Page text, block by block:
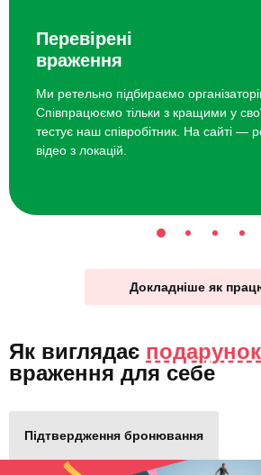
Перевірені
враження
Ми ретельно підбираємо
Співпрацюємо тільки з кращими у
тестує наш співробітник. На сайті —
відео з локацій.
Докладніше як
Як виглядає подарунок
враження для себе
Підтвердження бронювання